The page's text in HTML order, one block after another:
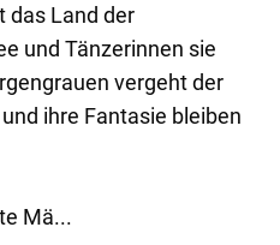
das Land der
und Tänzerinnen sie
vergeht der
ihre Fantasie bleiben
Mä...